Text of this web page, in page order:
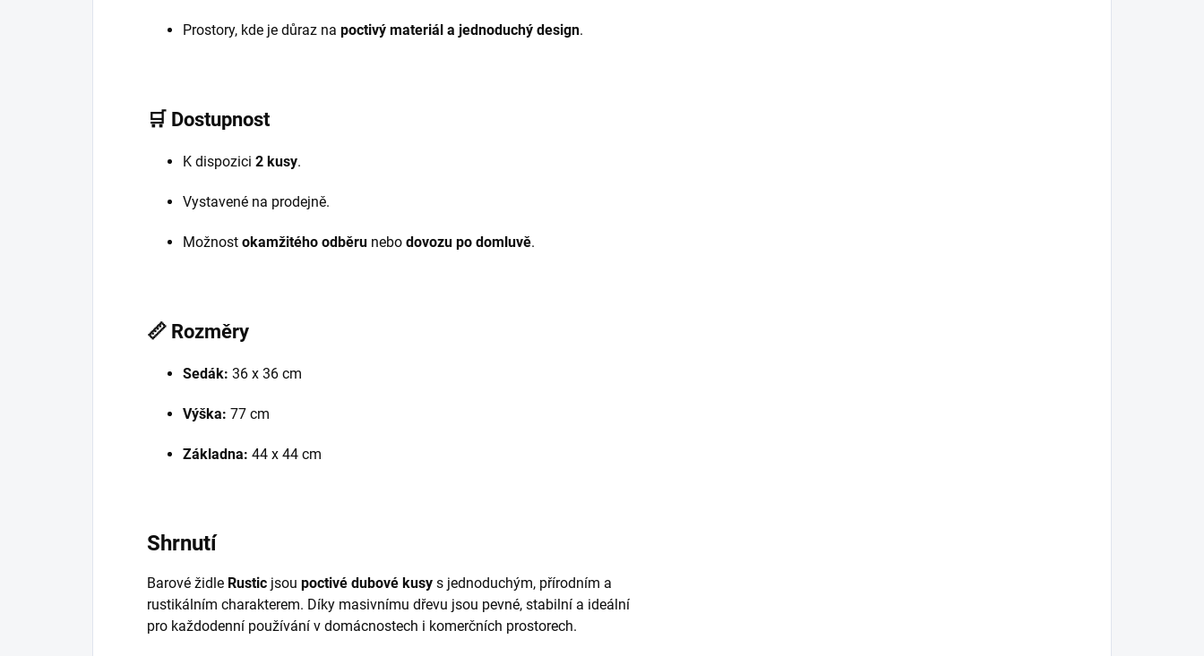
Prostory, kde je důraz na poctivý materiál a jednoduchý design.
🛒 Dostupnost
K dispozici 2 kusy.
Vystavené na prodejně.
Možnost okamžitého odběru nebo dovozu po domluvě.
📏 Rozměry
Sedák: 36 x 36 cm
Výška: 77 cm
Základna: 44 x 44 cm
Shrnutí
Barové židle Rustic jsou poctivé dubové kusy s jednoduchým, přírodním a
rustikálním charakterem. Díky masivnímu dřevu jsou pevné, stabilní a ideální
pro každodenní používání v domácnostech i komerčních prostorech.